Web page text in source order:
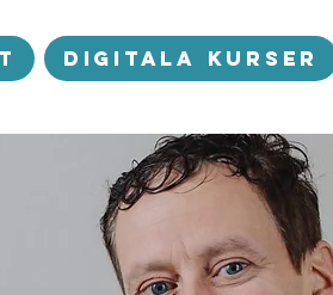
Digitala kurser